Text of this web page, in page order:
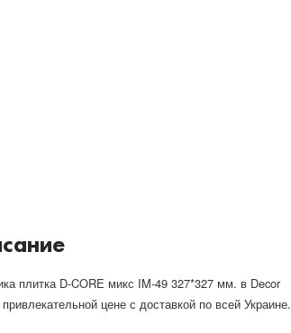
плитка D-CORE микс IM-49 327*327 мм. в Decor
цене с доставкой по всей Украине.